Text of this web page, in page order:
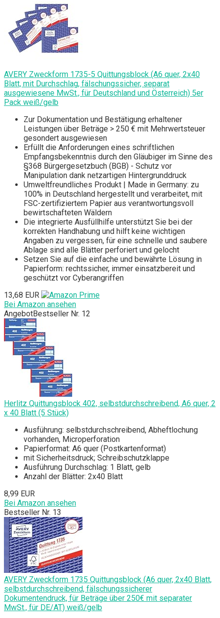
AVERY Zweckform 1735-5 Quittungsblock (A6 quer, 2x40
Blatt, mit Durchschlag, fälschungssicher, separat
ausgewiesene MwSt., für Deutschland und Österreich) 5er
Pack weiß/gelb
Zur Dokumentation und Bestätigung erhaltener
Leistungen über Beträge > 250 € mit Mehrwertsteuer
gesondert ausgewiesen
Erfüllt die Anforderungen eines schriftlichen
Empfangsbekenntnis durch den Gläubiger im Sinne des
§368 Bürgergesetzbuch (BGB) - Schutz vor
Manipulation dank netzartigen Hintergrunddruck
Umweltfreundliches Produkt | Made in Germany: zu
100% in Deutschland hergestellt und verarbeitet, mit
FSC-zertifiziertem Papier aus verantwortungsvoll
bewirtschafteten Wäldern
Die integrierte Ausfüllhilfe unterstützt Sie bei der
korrekten Handhabung und hilft keine wichtigen
Angaben zu vergessen, für eine schnelle und saubere
Ablage sind alle Blätter perforiert und gelocht
Setzen Sie auf die einfache und bewährte Lösung in
Papierform: rechtssicher, immer einsatzbereit und
geschützt vor Cyberangriffen
13,68 EUR
Bei Amazon ansehen
AngebotBestseller Nr. 12
Herlitz Quittungsblock 402, selbstdurchschreibend, A6 quer, 2
x 40 Blatt (5 Stück)
Ausführung: selbstdurchschreibend, Abheftlochung
vorhanden, Microperforation
Papierformat: A6 quer (Postkartenformat)
mit Sicherheitsdruck; Schreibschutzklappe
Ausführung Durchschlag: 1 Blatt, gelb
Anzahl der Blätter: 2x40 Blatt
8,99 EUR
Bei Amazon ansehen
Bestseller Nr. 13
AVERY Zweckform 1735 Quittungsblock (A6 quer, 2x40 Blatt,
selbstdurchschreibend, fälschungssicherer
Dokumentendruck, für Beträge über 250€ mit separater
MwSt., für DE/AT) weiß/gelb